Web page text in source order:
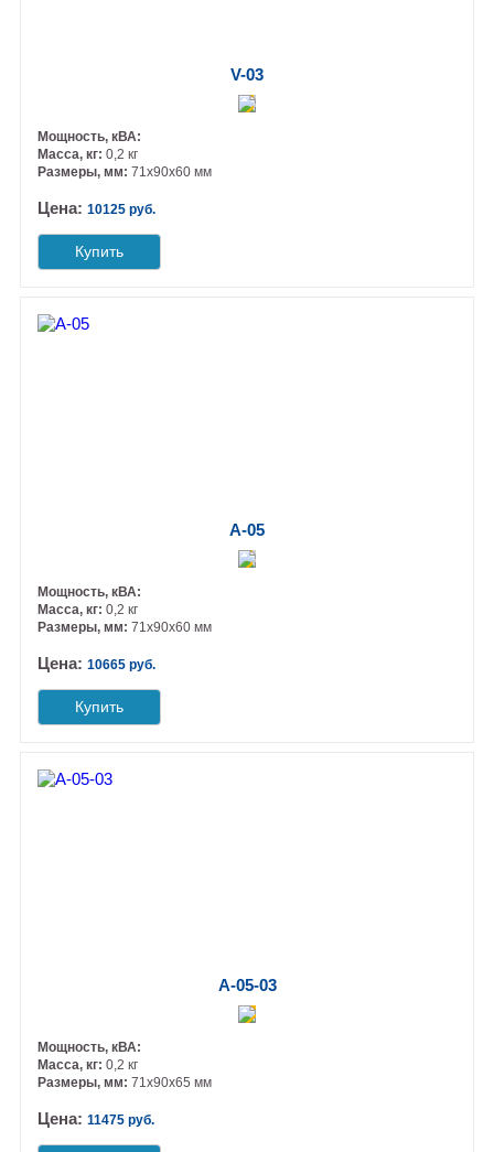
V-03
Мощность, кВА:
Масса, кг:0,2 кг
Размеры, мм:71х90х60 мм
Цена:10125 руб.
Купить
А-05
Мощность, кВА:
Масса, кг:0,2 кг
Размеры, мм:71х90х60 мм
Цена:10665 руб.
Купить
А-05-03
Мощность, кВА:
Масса, кг:0,2 кг
Размеры, мм:71х90х65 мм
Цена:11475 руб.